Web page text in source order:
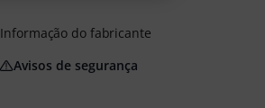
Informação do fabricante
Avisos de segurança